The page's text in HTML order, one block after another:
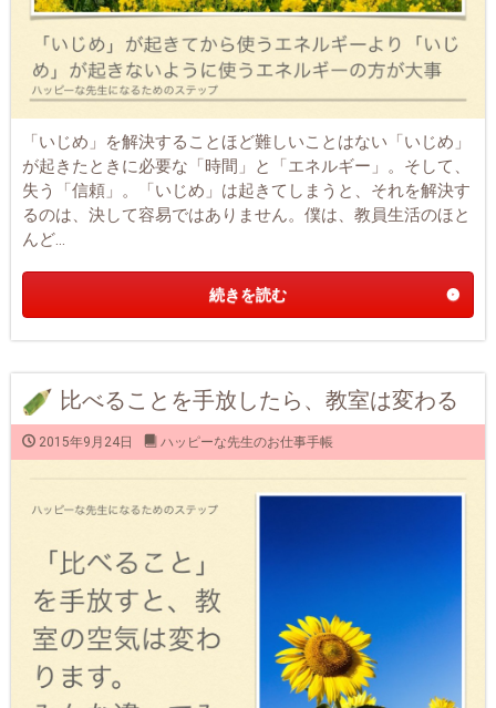
「いじめ」を解決することほど難しいことはない「いじめ」
が起きたときに必要な「時間」と「エネルギー」。そして、
失う「信頼」。「いじめ」は起きてしまうと、それを解決す
るのは、決して容易ではありません。僕は、教員生活のほと
んど...
続きを読む
比べることを手放したら、教室は変わる
2015年9月24日 ハッピーな先生のお仕事手帳